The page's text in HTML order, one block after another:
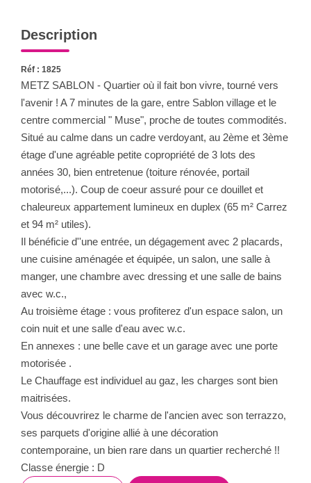
Description
Réf : 1825
METZ SABLON - Quartier où il fait bon vivre, tourné vers
l'avenir ! A 7 minutes de la gare, entre Sablon village et le
centre commercial " Muse", proche de toutes commodités.
Situé au calme dans un cadre verdoyant, au 2ème et 3ème
étage d'une agréable petite copropriété de 3 lots des
années 30, bien entretenue (toiture rénovée, portail
motorisé,...). Coup de coeur assuré pour ce douillet et
chaleureux appartement lumineux en duplex (65 m² Carrez
et 94 m² utiles).
Il bénéficie d''une entrée, un dégagement avec 2 placards,
une cuisine aménagée et équipée, un salon, une salle à
manger, une chambre avec dressing et une salle de bains
avec w.c.,
Au troisième étage : vous profiterez d'un espace salon, un
coin nuit et une salle d'eau avec w.c.
En annexes : une belle cave et un garage avec une porte
motorisée .
Le Chauffage est individuel au gaz, les charges sont bien
maitrisées.
Vous découvrirez le charme de l'ancien avec son terrazzo,
ses parquets d'origine allié à une décoration
contemporaine, un bien rare dans un quartier recherché !!
Classe énergie : D